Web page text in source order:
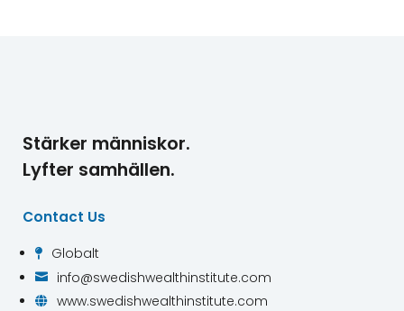
Stärker människor.
Lyfter samhällen.
Contact Us
 Globalt
 info@swedishwealthinstitute.com
 www.swedishwealthinstitute.com